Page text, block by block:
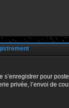
pour
privée, l’envoi de